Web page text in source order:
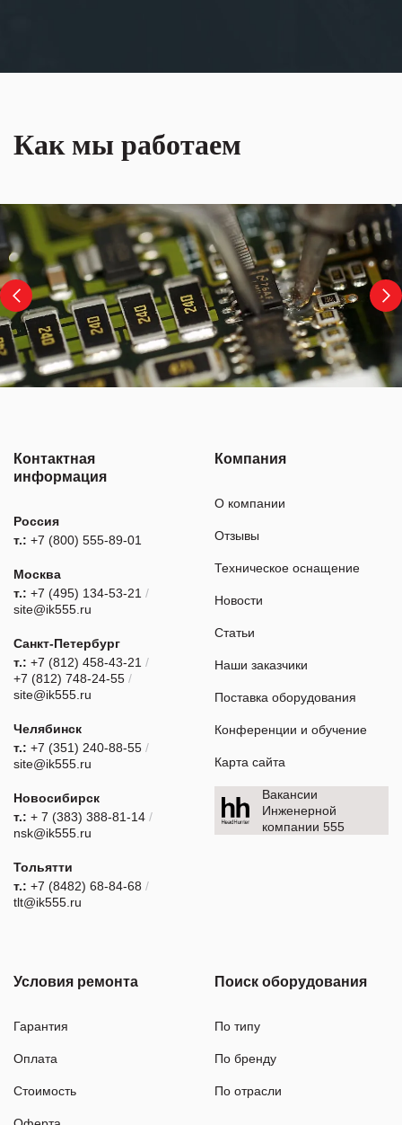
Как мы работаем
Контактная
информация
Россия
т.: +7 (800) 555-89-01
Москва
т.: +7 (495) 134-53-21 /
site@ik555.ru
Санкт-Петербург
т.: +7 (812) 458-43-21 /
+7 (812) 748-24-55 /
site@ik555.ru
Челябинск
т.: +7 (351) 240-88-55 /
site@ik555.ru
Новосибирск
т.: + 7 (383) 388-81-14 /
nsk@ik555.ru
Тольятти
т.: +7 (8482) 68-84-68 /
tlt@ik555.ru
Компания
О компании
Отзывы
Техническое оснащение
Новости
Статьи
Наши заказчики
Поставка оборудования
Конференции и обучение
Карта сайта
Вакансии
Инженерной
компании 555
Условия ремонта
Гарантия
Оплата
Стоимость
Поиск оборудования
По типу
По бренду
По отрасли